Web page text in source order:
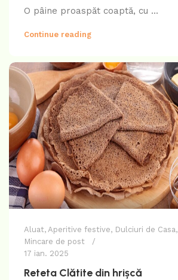
O pâine proaspăt coaptă, cu ...
Continue reading
Aluat, Aperitive festive, Dulciuri de Casa,
Mincare de post
17 ian. 2025
Reteta Clătite din hrișcă